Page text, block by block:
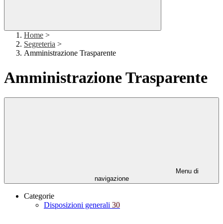
Home >
Segreteria >
Amministrazione Trasparente
Amministrazione Trasparente
Menu di
navigazione
Categorie
Disposizioni generali 30